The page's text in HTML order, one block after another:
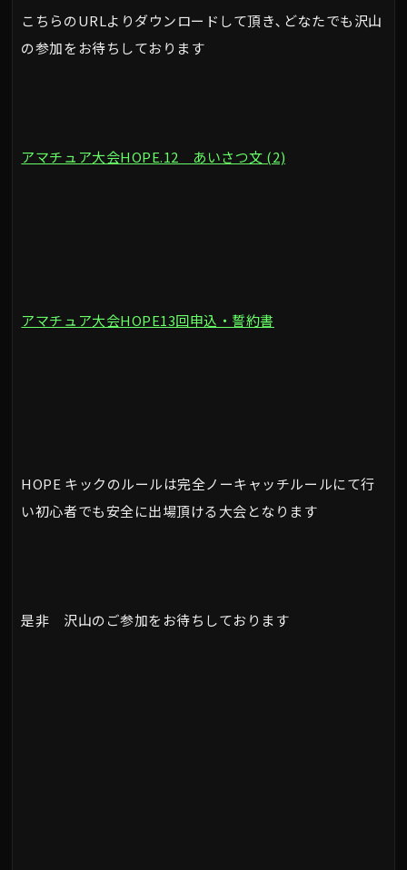
こちらのURLよりダウンロードして頂き､どなたでも沢山
の参加をお待ちしております
アマチュア大会HOPE.12 あいさつ文 (2)
アマチュア大会HOPE13回申込・誓約書
HOPE キックのルールは完全ノーキャッチルールにて行
い初心者でも安全に出場頂ける大会となります
是非 沢山のご参加をお待ちしております